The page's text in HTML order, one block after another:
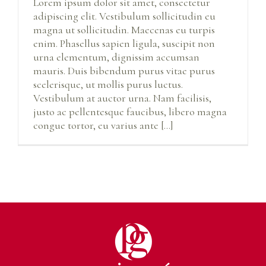
adipiscing elit. Vestibulum sollicitudin eu
magna ut sollicitudin. Maecenas eu turpis
enim. Phasellus sapien ligula, suscipit non
urna elementum, dignissim accumsan
mauris. Duis bibendum purus vitae purus
scelerisque, ut mollis purus luctus.
Vestibulum at auctor urna. Nam facilisis,
justo ac pellentesque faucibus, libero magna
congue tortor, eu varius ante [...]